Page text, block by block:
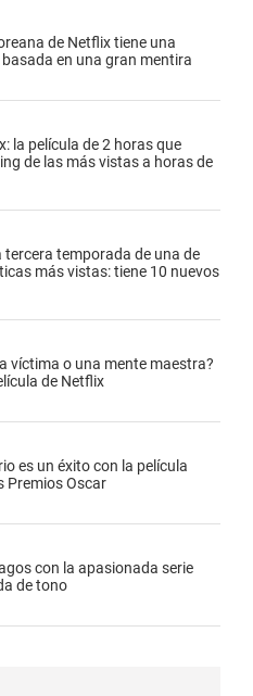
de Netflix tiene una
en una gran mentira
la película de 2 horas que
de las más vistas a horas de
tercera temporada de una de
más vistas: tiene 10 nuevos
víctima o una mente maestra?
de Netflix
es un éxito con la película
Premios Oscar
con la apasionada serie
de tono